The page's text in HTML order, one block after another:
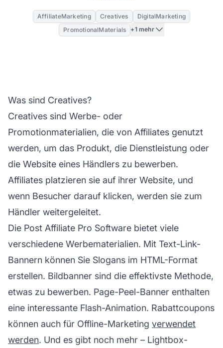
AffiliateMarketing Creatives
DigitalMarketing
PromotionalMaterials
+1 mehr
Was sind Creatives?
Creatives sind Werbe- oder
Promotionmaterialien, die von Affiliates genutzt
werden, um das Produkt, die Dienstleistung oder
die Website eines Händlers zu bewerben.
Affiliates platzieren sie auf ihrer Website, und
wenn Besucher darauf klicken, werden sie zum
Händler weitergeleitet.
Die Post Affiliate Pro Software bietet viele
verschiedene Werbematerialien. Mit Text-Link-
Bannern können Sie Slogans im HTML-Format
erstellen. Bildbanner sind die effektivste Methode,
etwas zu bewerben. Page-Peel-Banner enthalten
eine interessante Flash-Animation. Rabattcoupons
können auch für Offline-Marketing verwendet
werden. Und es gibt noch mehr – Lightbox-